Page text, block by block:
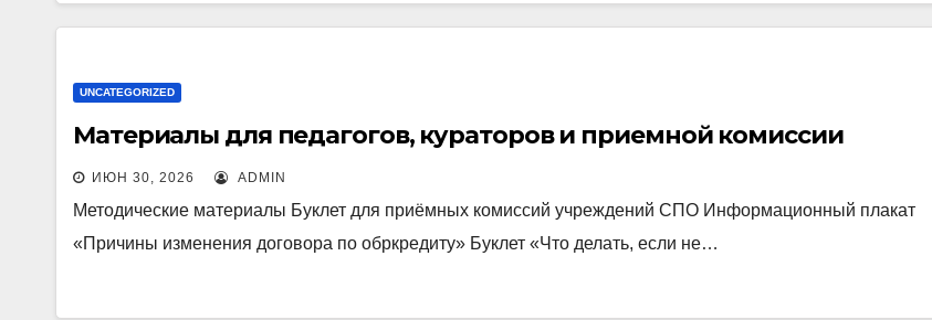
UNCATEGORIZED
Материалы для педагогов, кураторов и приемной комиссии
ИЮН 30, 2026 ADMIN
Методические материалы Буклет для приёмных комиссий учреждений СПО Информационный плакат
«Причины изменения договора по обркредиту» Буклет «Что делать, если не…